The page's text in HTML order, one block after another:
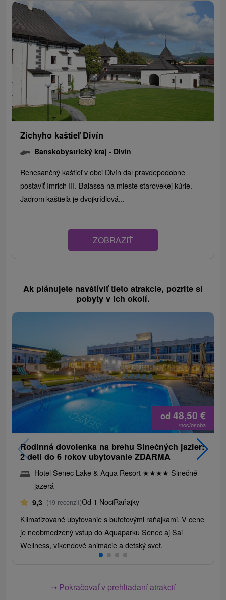
Zichyho kaštieľ Divín
Banskobystrický kraj - Divín
Renesančný kaštieľ v obci Divín dal pravdepodobne
postaviť Imrich III. Balassa na mieste starovekej kúrie.
Jadrom kaštieľa je dvojkrídlová...
ZOBRAZIŤ
Ak plánujete navštíviť tieto atrakcie, pozrite si
pobyty v ich okolí.
od 48,50€
/noc/osoba
Rodinná dovolenka na brehu Slnečných jazier:
2 deti do 6 rokov ubytovanie ZDARMA
Hotel Senec Lake & Aqua Resort ★★★★ Slnečné
jazerá
9,3 (19 recenzií)Od 1 NociRaňajky
Klimatizované ubytovanie s bufetovými raňajkami. V cene
je neobmedzený vstup do Aquaparku Senec aj Sai
Wellness, víkendové animácie a detský svet.
➝ Pokračovať v prehliadaní atrakcií